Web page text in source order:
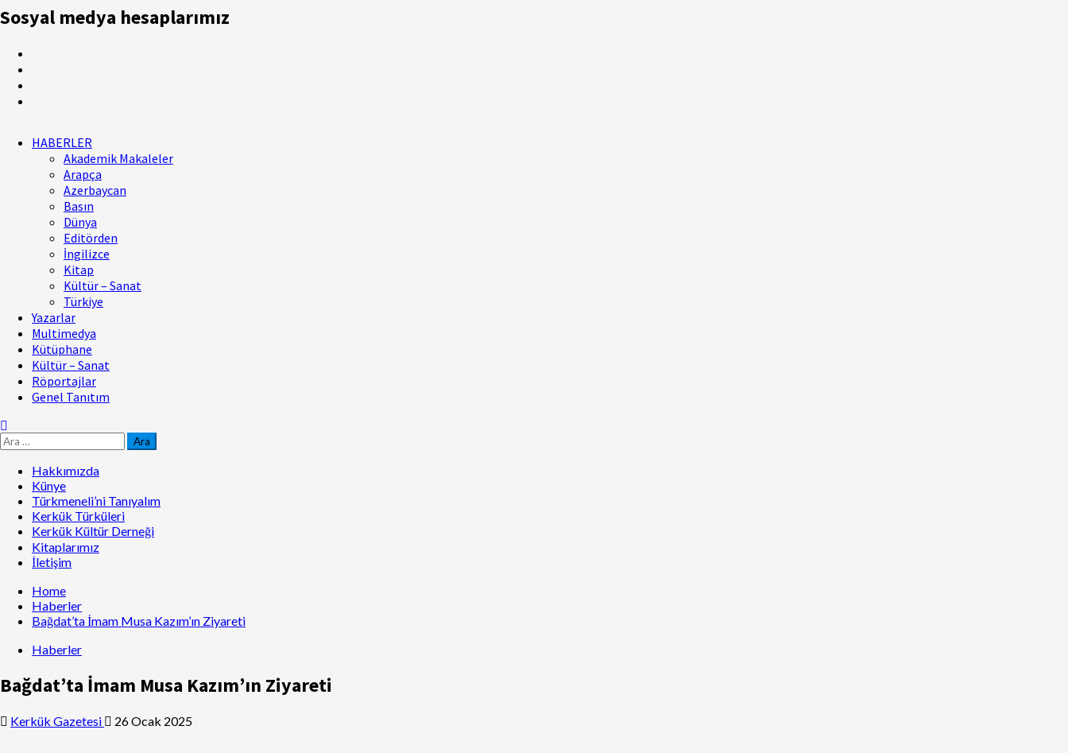
Sosyal medya hesaplarımız
HABERLER
Akademik Makaleler
Arapça
Azerbaycan
Basın
Dünya
Editörden
İngilizce
Kitap
Kültür – Sanat
Türkiye
Yazarlar
Multimedya
Kütüphane
Kültür – Sanat
Röportajlar
Genel Tanıtım
Hakkımızda
Künye
Türkmeneli’ni Tanıyalım
Kerkük Türküleri
Kerkük Kültür Derneği
Kitaplarımız
İletişim
Home
Haberler
Bağdat’ta İmam Musa Kazım’ın Ziyareti
Haberler
Bağdat’ta İmam Musa Kazım’ın Ziyareti
Kerkük Gazetesi 26 Ocak 2025